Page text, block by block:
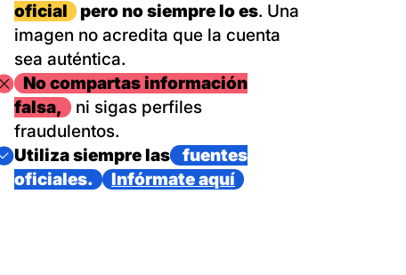
oficial
pero no siempre lo es. Una
imagen no acredita que la cuenta
sea auténtica.
No compartas información
falsa,
ni sigas perfiles
fraudulentos.
Utiliza siempre las
fuentes
oficiales.
Infórmate aquí